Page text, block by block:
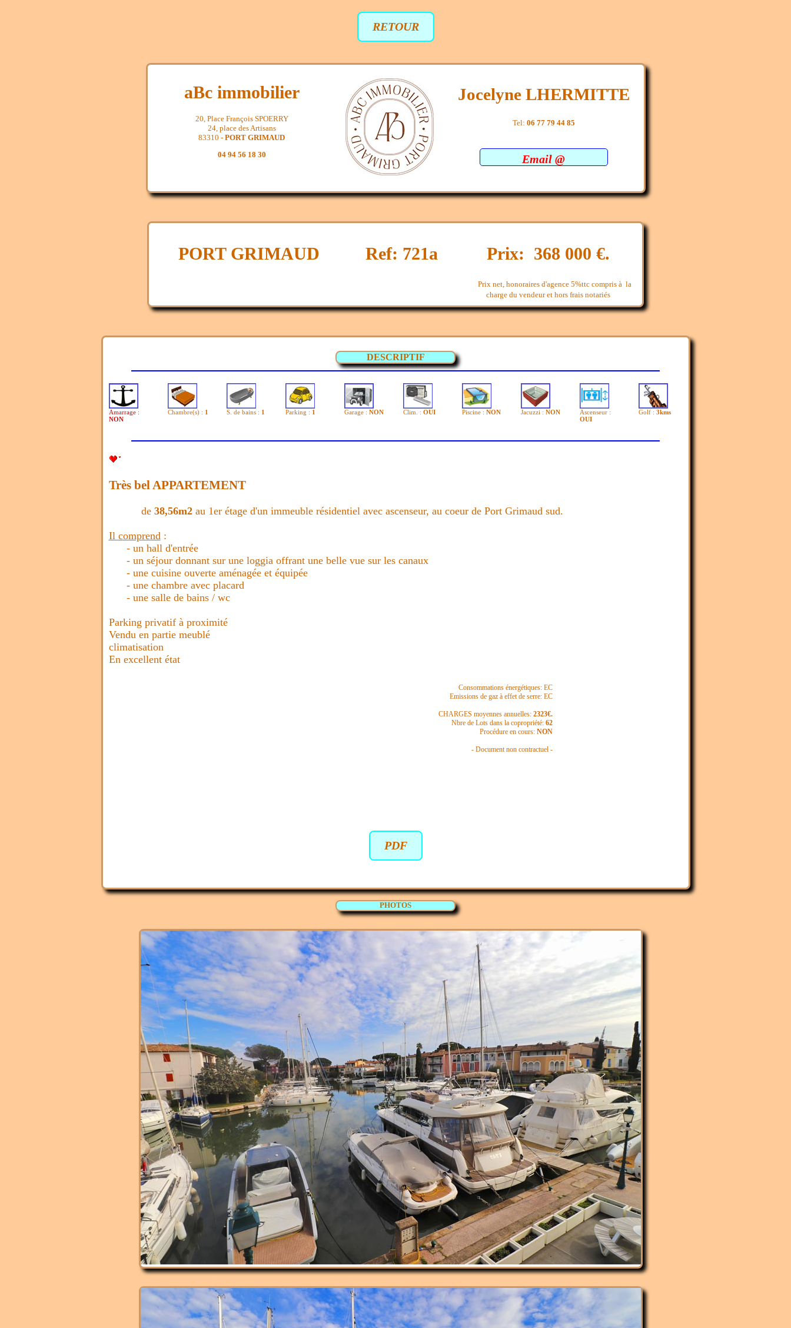
RETOUR
aBc immobilier
20, Place François SPOERRY
24, place des Artisans
83310 - PORT GRIMAUD
04 94 56 18 30
Jocelyne LHERMITTE
Tel: 06 77 79 44 85
Email @
PORT GRIMAUD Ref: 721a Prix: 368 000 €.
Prix net, honoraires d'agence 5%ttc compris à la
charge du vendeur et hors frais notariés
DESCRIPTIF
Amarrage :
NON
Chambre(s) : 1 S. de bains : 1 Parking : 1 Garage : NON Clim. : OUI Piscine : NON Jacuzzi : NON
Ascenseur :
OUI
Golf : 3kms
Très bel APPARTEMENT
de 38,56m2au 1er étage d'un immeuble résidentiel avec ascenseur, au coeur de Port Grimaud sud.
Il comprend :
- un hall d'entrée
- un séjour donnant sur une loggia offrant une belle vue sur les canaux
- une cuisine ouverte aménagée et équipée
- une chambre avec placard
- une salle de bains / wc
Parking privatif à proximité
Vendu en partie meublé
climatisation
En excellent état
Consommations énergétiques: EC
Emissions de gaz à effet de serre: EC
CHARGES moyennes annuelles: 2323€.
Nbre de Lots dans la copropriété: 62
Procédure en cours: NON
- Document non contractuel -
PDF
PHOTOS